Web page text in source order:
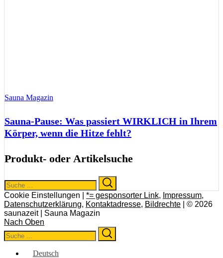
Sauna Magazin
Sauna-Pause: Was passiert WIRKLICH in Ihrem
Körper, wenn die Hitze fehlt?
Produkt- oder Artikelsuche
Search
for:
Cookie Einstellungen | *= gesponsorter Link, Impressum,
Datenschutzerklärung, Kontaktadresse, Bildrechte | © 2026
saunazeit | Sauna Magazin
Nach Oben
Search
for:
Deutsch